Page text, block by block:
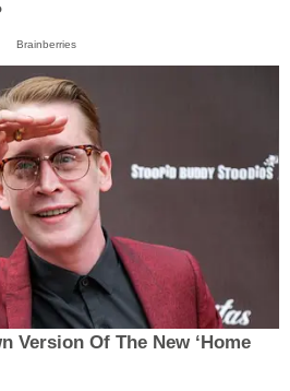
Brainberries
Version Of The New ‘Home